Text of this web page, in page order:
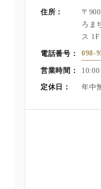
住所：
〒
ろま
ス 1F
電話番号： 098-
営業時間：
定休日： 年中